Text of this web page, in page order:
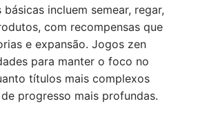
incluem semear, regar,
com recompensas que
e expansão. Jogos zen
para manter o foco no
títulos mais complexos
progresso mais profundas.